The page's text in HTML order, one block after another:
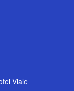
Viale